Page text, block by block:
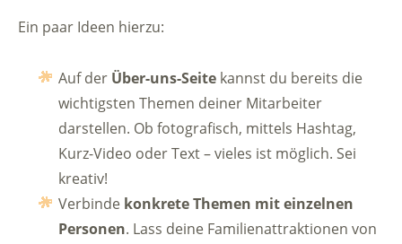
Ein paar Ideen hierzu:
Auf der Über-uns-Seite kannst du bereits die
wichtigsten Themen deiner Mitarbeiter
darstellen. Ob fotografisch, mittels Hashtag,
Kurz-Video oder Text – vieles ist möglich. Sei
kreativ!
Verbinde konkrete Themen mit einzelnen
Personen. Lass deine Familienattraktionen von